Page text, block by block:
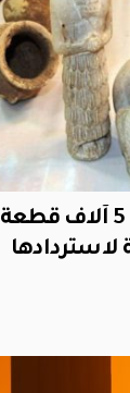
بعد 2003.. تهريب أكثر من 5 آلاف قطعة
لاستردادها